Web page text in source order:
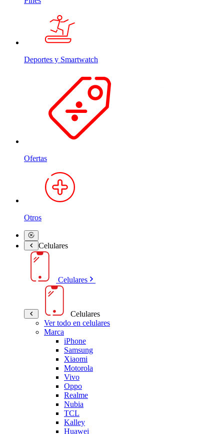
Deportes y Smartwatch
Ofertas
Otros
Celulares
Celulares
Celulares
Ver todo en celulares
Marca
iPhone
Samsung
Xiaomi
Motorola
Vivo
Oppo
Realme
Nubia
TCL
Kalley
Huawei